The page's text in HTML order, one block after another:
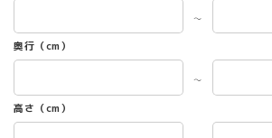
～
奥行（cm）
～
高さ（cm）